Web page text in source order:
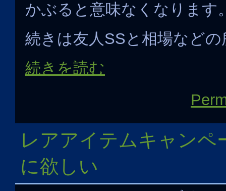
かぶると意味なくなります
続きは友人SSと相場などの
続きを読む
レアアイテムキャンペ
に欲しい